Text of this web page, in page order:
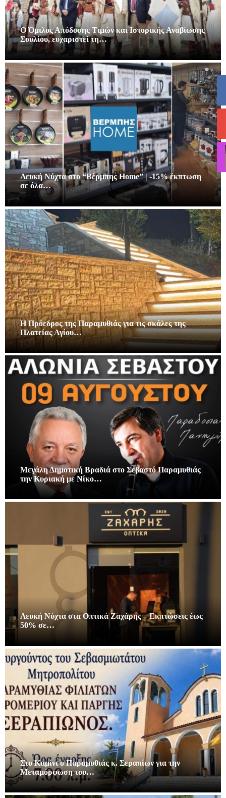
Ο Όμιλος Απόδοσης Τιμών και Ιστορικής Αναβίωσης
Σουλίου, ευχαριστεί τη…
Λευκή Νύχτα στο “Βέρμπης Home” | -15% έκπτωση
σε όλα…
Η Πρόεδρος της Παραμυθιάς για τις σκάλες της
Πλατείας Αγίου…
Μεγάλη Δημοτική Βραδιά στο Σεβαστό Παραμυθιάς
την Κυριακή με Νίκο…
Λευκή Νύχτα στα Οπτικά Ζαχάρης – Εκπτώσεις έως
50% σε…
Στο Καμίνι ο Παραμυθιάς κ. Σεραπίων για την
Μεταμόρφωση του…